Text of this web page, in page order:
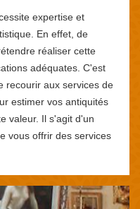
expertise et
En effet, de
réaliser cette
adéquates. C'est
recourir aux services de
estimer vos antiquités
valeur. Il s'agit d'un
vous offrir des services